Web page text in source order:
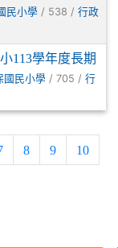
民小學 / 538 / 行政
113學年度長期
國民小學 / 705 / 行
8 9 10